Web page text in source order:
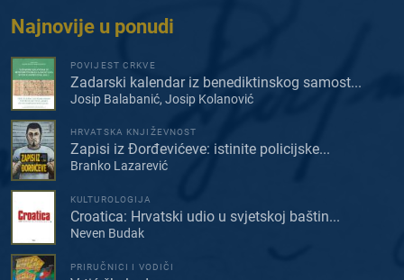
Najnovije u ponudi
POVIJEST CRKVE
Zadarski kalendar iz benediktinskog samost...
Josip Balabanić, Josip Kolanović
HRVATSKA KNJIŽEVNOST
Zapisi iz Đorđevićeve: istinite policijske...
Branko Lazarević
KULTUROLOGIJA
Croatica: Hrvatski udio u svjetskoj baštin...
Neven Budak
PRIRUČNICI I VODIČI